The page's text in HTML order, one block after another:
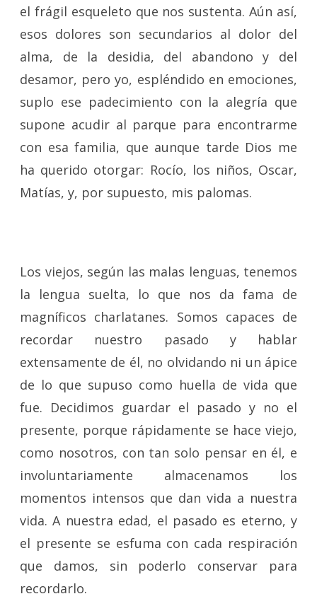
el frágil esqueleto que nos sustenta. Aún así,
esos dolores son secundarios al dolor del
alma, de la desidia, del abandono y del
desamor, pero yo, espléndido en emociones,
suplo ese padecimiento con la alegría que
supone acudir al parque para encontrarme
con esa familia, que aunque tarde Dios me
ha querido otorgar: Rocío, los niños, Oscar,
Matías, y, por supuesto, mis palomas.
Los viejos, según las malas lenguas, tenemos
la lengua suelta, lo que nos da fama de
magníficos charlatanes. Somos capaces de
recordar nuestro pasado y hablar
extensamente de él, no olvidando ni un ápice
de lo que supuso como huella de vida que
fue. Decidimos guardar el pasado y no el
presente, porque rápidamente se hace viejo,
como nosotros, con tan solo pensar en él, e
involuntariamente almacenamos los
momentos intensos que dan vida a nuestra
vida. A nuestra edad, el pasado es eterno, y
el presente se esfuma con cada respiración
que damos, sin poderlo conservar para
recordarlo.